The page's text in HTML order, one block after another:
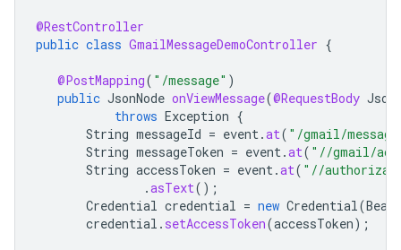
@RestController
public class GmailMessageDemoController {
@PostMapping( "/message" )
public JsonNode onViewMessage(@RequestBody
throws Exception {
String messageId = event.at( "/gmail/
String messageToken = event.at( "//gmail/
String accessToken = event.at( "//
.asText();
Credential credential = new Credential(
credential . setAccessToken(accessToken);